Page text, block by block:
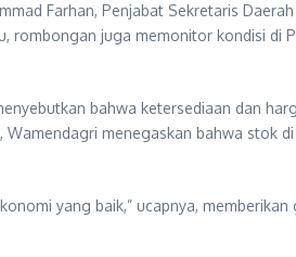
Farhan, Penjabat Sekretaris
rombongan juga memonitor kondisi di
bahwa ketersediaan dan
menegaskan bahwa stok
yang baik,” ucapnya,